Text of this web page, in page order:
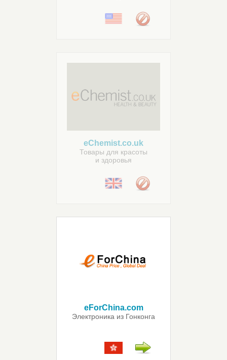
eChemist.co.uk
Товары для красоты
и здоровья
eForChina.com
Электроника из Гонконга